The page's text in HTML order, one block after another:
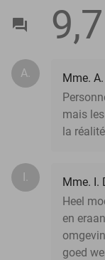
9,7
A.
Mme.
mais
la
I.
Mme. I.
Heel
en
goed